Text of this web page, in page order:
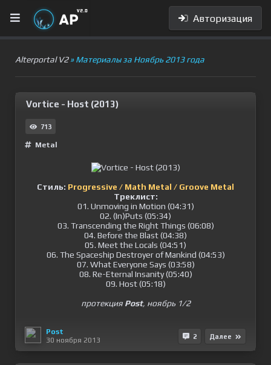
Авторизация
Alterportal V2» Материалы за Ноябрь 2013 года
Vortice - Host (2013)
713
Metal
Стиль: Progressive / Math Metal / Groove Metal
Треклист:
01. Unmoving in Motion (04:31)
02. (In)Puts (05:34)
03. Transcending the Right Things (06:08)
04. Before the Blast (04:38)
05. Meet the Locals (04:51)
06. The Spaceship Destroyer of Mankind (04:53)
07. What Everyone Says (03:58)
08. Re-Eternal Insanity (05:40)
09. Host (05:18)
протекция Post, ноябрь 1/2
Post
30 ноября 2013
2 Далее